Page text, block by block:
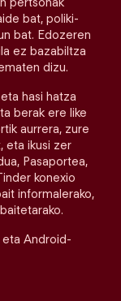
bat, poliki-
bat. Edozeren
ez bazabiltza
dizu.
hasi hatza
berak ere like
aurrera, zure
eta ikusi zer
Pasaportea,
konexio
informalerako,
Android-